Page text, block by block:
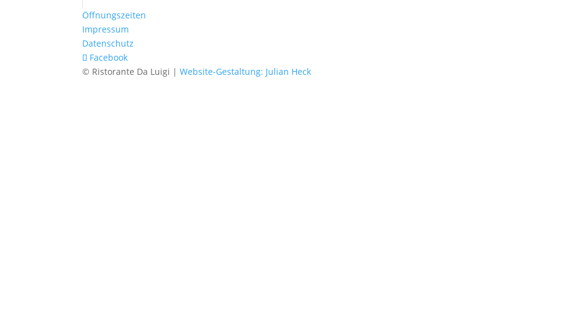
Öffnungszeiten
Impressum
Datenschutz
Facebook
© Ristorante Da Luigi |Website-Gestaltung: Julian Heck